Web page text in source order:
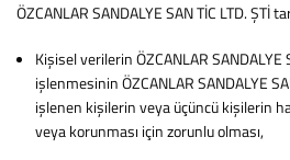
ÖZCANLAR SANDALYE SAN TİC LTD. ŞTİ
Kişisel verilerin ÖZCANLAR SANDALYE
işlenmesinin ÖZCANLAR SANDALYE
işlenen kişilerin veya üçüncü kişilerin
veya korunması için zorunlu olması,